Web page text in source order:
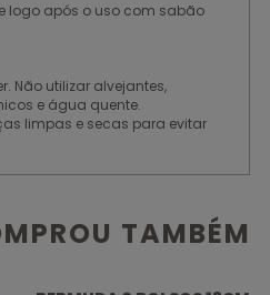
logo após o uso com sabão
Não utilizar alvejantes,
e água quente.
limpas e secas para evitar
TAMBÉM